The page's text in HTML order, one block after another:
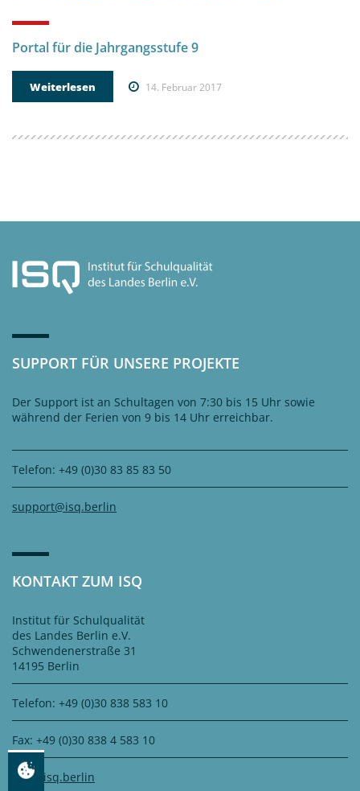
Portal für die Jahrgangsstufe 9
Weiterlesen 14. Februar 2017
SUPPORT FÜR UNSERE PROJEKTE
Der Support ist an Schultagen von 7:30 bis 15 Uhr sowie
während der Ferien von 9 bis 14 Uhr erreichbar.
Telefon: +49 (0)30 83 85 83 50
support@isq.berlin
KONTAKT ZUM ISQ
Institut für Schulqualität
des Landes Berlin e.V.
Schwendenerstraße 31
14195 Berlin
Telefon: +49 (0)30 838 583 10
Fax: +49 (0)30 838 4 583 10
info@isq.berlin